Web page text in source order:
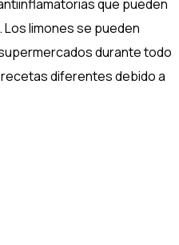
que pueden
limones se pueden
durante todo
diferentes debido a